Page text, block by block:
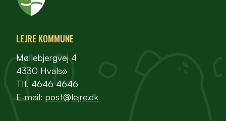
LEJRE KOMMUNE
Møllebjergvej 4
4330 Hvalsø
Tlf. 4646 4646
E-mail: post@lejre.dk